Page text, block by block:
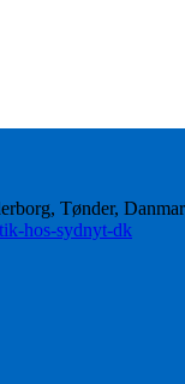
Tønder,
hos-sydnyt-dk